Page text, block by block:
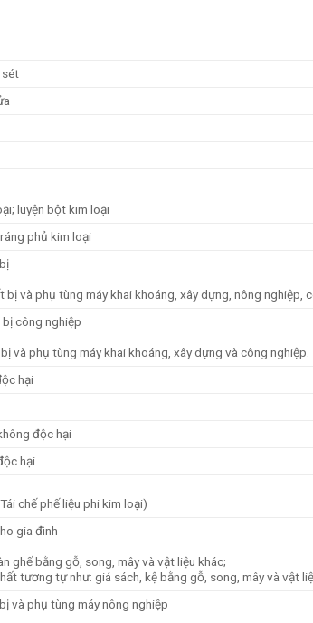
sét
luyện bột kim loại
phủ kim loại
bị và phụ tùng máy khai khoáng, xây dựng, nông nghiệp,
công nghiệp
và phụ tùng máy khai khoáng, xây dựng và công nghiệp.
hại
độc hại
hại
chế phế liệu phi kim loại)
gia đình
ghế bằng gỗ, song, mây và vật liệu khác;
tương tự như: giá sách, kệ bằng gỗ, song, mây và vật
và phụ tùng máy nông nghiệp